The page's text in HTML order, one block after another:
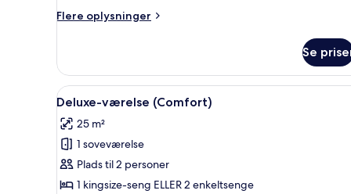
Flere oplysninger
Flere
værelse
balkon
Se
Indlæs
alle
billeder
af
Deluxe-
værelse
Et hotelværelse med en stor
4
Deluxe-værelse (Comfort)
25 m²
1 soveværelse
Plads til 2 personer
1 kingsize-seng ELLER 2 enkeltsenge